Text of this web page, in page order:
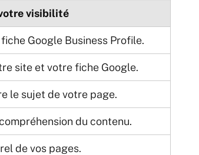
visibilité
Google Business Profile.
site et votre fiche Google.
le sujet de votre page.
du contenu.
de vos pages.